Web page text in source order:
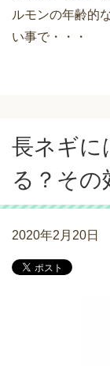
ルモンの年齢的
い事で・・・
長ネギに
る？その
2020年2月20日